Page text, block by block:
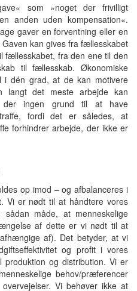
som »noget der frivilligt
anden uden kompensation«.
gaver en forventning eller en
kan gives fra fællesskabet
fællesskabet, fra den ene til den
til fællesskab. Økonomiske
i dén grad, at de kan motivere
langt det meste arbejde kan
der ingen grund til at have
fordi det er således, at
forhindrer arbejde, der ikke er
op imod – og afbalanceres i
Vi er nødt til at håndtere vores
måde, at menneskelige
af dette er vi nødt til at
af). Det betyder, at vi
og profit i vores
produktion og distribution. Vi er
behov/præferencer
Vi behøver ikke at